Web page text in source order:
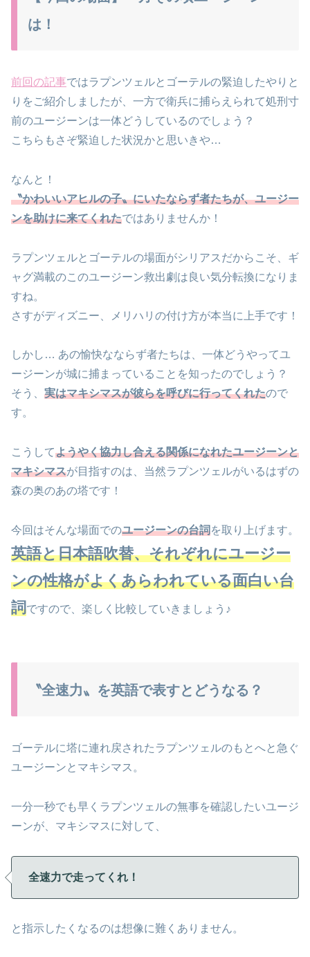
は！
前回の記事ではラプンツェルとゴーテルの緊迫したやりと
りをご紹介しましたが、一方で衛兵に捕らえられて処刑寸
前のユージーンは一体どうしているのでしょう？
こちらもさぞ緊迫した状況かと思いきや…
なんと！
〝かわいいアヒルの子〟にいたならず者たちが、ユージー
ンを助けに来てくれたではありませんか！
ラプンツェルとゴーテルの場面がシリアスだからこそ、ギ
ャグ満載のこのユージーン救出劇は良い気分転換になりま
すね。
さすがディズニー、メリハリの付け方が本当に上手です！
しかし… あの愉快なならず者たちは、一体どうやってユ
ージーンが城に捕まっていることを知ったのでしょう？
そう、 実はマキシマスが彼らを呼びに行ってくれたので
す。
こうしてようやく協力し合える関係になれたユージーンと
マキシマスが目指すのは、当然ラプンツェルがいるはずの
森の奥のあの塔です！
今回はそんな場面でのユージーンの台詞 を取り上げます。
英語と日本語吹替、それぞれにユージー
ンの性格がよくあらわれている面白い台
詞ですので、楽しく比較していきましょう♪
〝全速力〟を英語で表すとどうなる？
ゴーテルに塔に連れ戻されたラプンツェルのもとへと急ぐ
ユージーンとマキシマス。
一分一秒でも早くラプンツェルの無事を確認したいユージ
ーンが、マキシマスに対して、
全速力で走ってくれ！
と指示したくなるのは想像に難くありません。